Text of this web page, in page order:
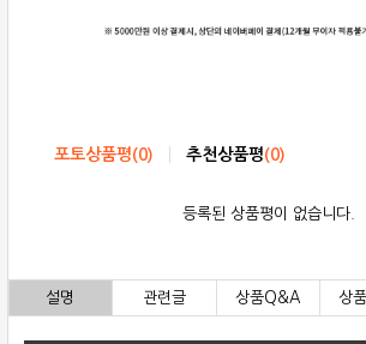
포토상품평(0) 추천상품평(0)
등록된 상품평이 없습니다.
설명 관련글 상품Q&A 상